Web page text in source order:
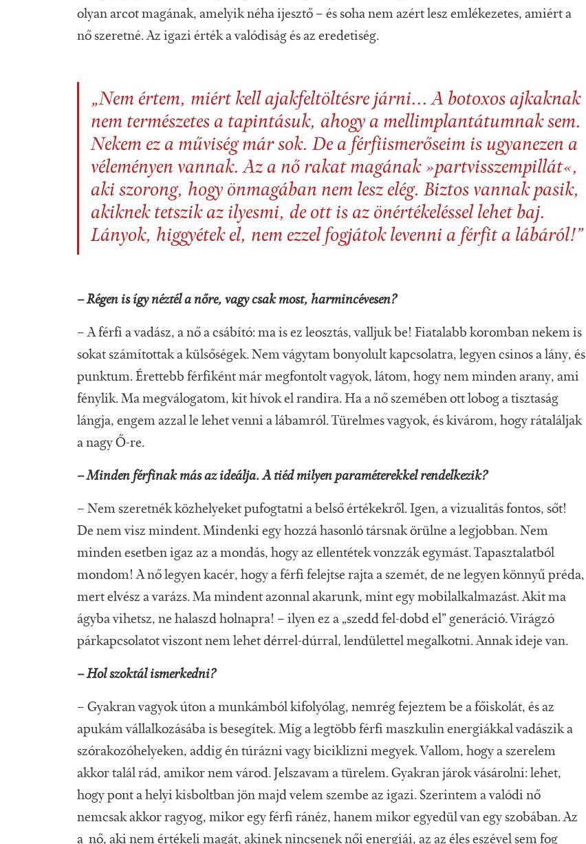
olyan arcot magának, amelyik néha ijesztő – és soha nem azért lesz emlékezetes, amiért a
nő szeretné. Az igazi érték a valódiság és az eredetiség.
„Nem értem, miért kell ajakfeltöltésre járni... A botoxos ajkaknak
nem természetes a tapintásuk, ahogy a mellimplantátumnak sem.
Nekem ez a műviség már sok. De a férfiismerőseim is ugyanezen a
véleményen vannak. Az a nő rakat magának »partvisszempillát«,
aki szorong, hogy önmagában nem lesz elég. Biztos vannak pasik,
akiknek tetszik az ilyesmi, de ott is az önértékeléssel lehet baj.
Lányok, higgyétek el, nem ezzel fogjátok levenni a férfit a lábáról!”
– Régen is így néztél a nőre, vagy csak most, harmincévesen?
– A férfi a vadász, a nő a csábító: ma is ez leosztás, valljuk be! Fiatalabb koromban nekem is
sokat számítottak a külsőségek. Nem vágytam bonyolult kapcsolatra, legyen csinos a lány, és
punktum. Érettebb férfiként már megfontolt vagyok, látom, hogy nem minden arany, ami
fénylik. Ma megválogatom, kit hívok el randira. Ha a nő szemében ott lobog a tisztaság
lángja, engem azzal le lehet venni a lábamról. Türelmes vagyok, és kivárom, hogy rátaláljak
a nagy Ő-re.
– Minden férfinak más az ideálja. A tiéd milyen paraméterekkel rendelkezik?
– Nem szeretnék közhelyeket pufogtatni a belső értékekről. Igen, a vizualitás fontos, sőt!
De nem visz mindent. Mindenki egy hozzá hasonló társnak örülne a legjobban. Nem
minden esetben igaz az a mondás, hogy az ellentétek vonzzák egymást. Tapasztalatból
mondom! A nő legyen kacér, hogy a férfi felejtse rajta a szemét, de ne legyen könnyű préda,
mert elvész a varázs. Ma mindent azonnal akarunk, mint egy mobilalkalmazást. Akit ma
ágyba vihetsz, ne halaszd holnapra! – ilyen ez a „szedd fel-dobd el” generáció. Virágzó
párkapcsolatot viszont nem lehet dérrel-dúrral, lendülettel megalkotni. Annak ideje van.
– Hol szoktál ismerkedni?
– Gyakran vagyok úton a munkámból kifolyólag, nemrég fejeztem be a főiskolát, és az
apukám vállalkozásába is besegítek. Míg a legtöbb férfi maszkulin energiákkal vadászik a
szórakozóhelyeken, addig én túrázni vagy biciklizni megyek. Vallom, hogy a szerelem
akkor talál rád, amikor nem várod. Jelszavam a türelem. Gyakran járok vásárolni: lehet,
hogy pont a helyi kisboltban jön majd velem szembe az igazi. Szerintem a valódi nő
nemcsak akkor ragyog, mikor egy férfi ránéz, hanem mikor egyedül van egy szobában. Az
a nő, aki nem értékeli magát, akinek nincsenek női energiái, az az éles eszével sem fog